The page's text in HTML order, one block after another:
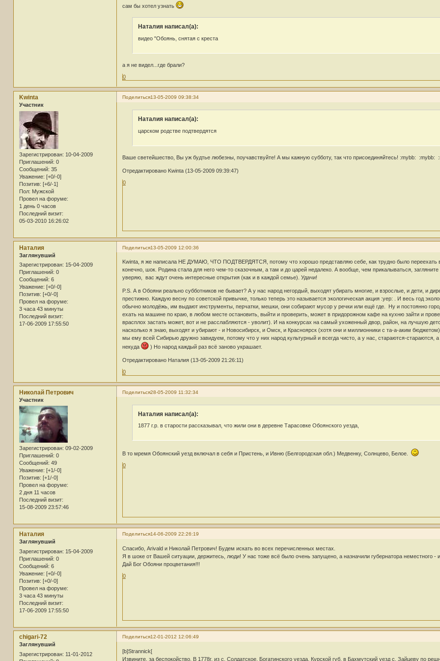
сам бы хотел узнать
Наталия написал(а):
видео "Обоянь, снятая с креста
а я не видел...где брали?
0
Поделиться13-05-2009 09:38:34
Kwinta
Участник
Зарегистрирован: 10-04-2009
Приглашений: 0
Сообщений: 35
Уважение: [+0/-0]
Позитив: [+6/-1]
Пол: Мужской
Провел на форуме:
1 день 0 часов
Последний визит:
05-03-2010 16:26:02
Наталия написал(а):
царском родстве подтвердятся
Ваше светейшество, Вы уж будтье любезны, поучавствуйте! А мы кажную субботу, так что присоединяйтесь! :mybb: :mybb:
Отредактировано Kwinta (13-05-2009 09:39:47)
0
Поделиться13-05-2009 12:00:36
Наталия
Заглянувший
Зарегистрирован: 15-04-2009
Приглашений: 0
Сообщений: 6
Уважение: [+0/-0]
Позитив: [+0/-0]
Провел на форуме:
3 часа 43 минуты
Последний визит:
17-06-2009 17:55:50
Kwinta, я же написала НЕ ДУМАЮ, ЧТО ПОДТВЕРДЯТСЯ, потому что хорошо представляю себе, как трудно было переехать в
конечно, шок. Родина стала для него чем-то сказочным, а там и до царей недалеко. А вообще, чем прикалываться,
уверяю, вас ждут очень интересные открытия (как и в каждой семье). Удачи!
P.S. А в Обояни реально субботников не бывает? А у нас народ негордый, выходят убирать многие, и взрослые, и дети, и
престижно. Каждую весну по советской привычке, только теперь это называется экологическая акция :yep: . И весь год
обычно молодёжь, им выдают инструменты, перчатки, мешки, они собирают мусор у речки или ещё где. Ну и постоянно
ехать на машине по краю, в любом месте остановить, выйти и проверить, может в придорожном кафе на кухню зайти и
врасплох застать может, вот и не расслабляются - уволит). И на конкурсах на самый ухоженный двор, район, на лучшую
насколько я знаю, выходят и убирают - и Новосибирск, и Омск, и Красноярск (хотя они и миллионники с та-а-аким
мы ему всей Сибирью дружно завидуем, потому что у них народ культурный и всегда чисто, а у нас, стараются-стараются,
некуда
) Но народ каждый раз всё заново украшает.
Отредактировано Наталия (13-05-2009 21:26:11)
0
Поделиться28-05-2009 11:32:34
Николай Петрович
Участник
Зарегистрирован: 09-02-2009
Приглашений: 0
Сообщений: 49
Уважение: [+1/-0]
Позитив: [+1/-0]
Провел на форуме:
2 дня 11 часов
Последний визит:
15-08-2009 23:57:46
Наталия написал(а):
1877 г.р. в старости рассказывал, что жили они в деревне Тарасовке Обоянского уезда,
В то мремя Обоянский уезд включал в себя и Пристень, и Ивню (Белгородская обл.) Медвенку, Солнцево, Белое.
0
Поделиться14-06-2009 22:26:19
Наталия
Заглянувший
Зарегистрирован: 15-04-2009
Приглашений: 0
Сообщений: 6
Уважение: [+0/-0]
Позитив: [+0/-0]
Провел на форуме:
3 часа 43 минуты
Последний визит:
17-06-2009 17:55:50
Спасибо, Arivald и Николай Петрович! Будем искать во всех перечисленных местах.
Я в шоке от Вашей ситуации, держитесь, люди! У нас тоже всё было очень запущено, а назначили губернатора неместного -
Дай Бог Обояни процветания!!!
0
Поделиться12-01-2012 12:06:49
chigari-72
Заглянувший
Зарегистрирован: 11-01-2012
[b]Strannick[
Извините, за беспокойство. В 1778г. из с. Солдатское, Богатинского уезда, Курской губ. в Бахмутский уезд с. Зайцеву по